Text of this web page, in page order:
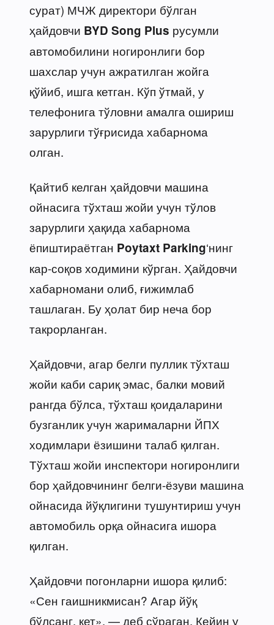
сурат) МЧЖ директори бўлган
ҳайдовчи BYD Song Plus русумли
автомобилини ногиронлиги бор
шахслар учун ажратилган жойга
қўйиб, ишга кетган. Кўп ўтмай, у
телефонига тўловни амалга ошириш
зарурлиги тўғрисида хабарнома
олган.
Қайтиб келган ҳайдовчи машина
ойнасига тўхташ жойи учун тўлов
зарурлиги ҳақида хабарнома
ёпиштираётган Poytaxt Parking‘нинг
кар-соқов ходимини кўрган. Ҳайдовчи
хабарномани олиб, ғижимлаб
ташлаган. Бу ҳолат бир неча бор
такрорланган.
Ҳайдовчи, агар белги пуллик тўхташ
жойи каби сариқ эмас, балки мовий
рангда бўлса, тўхташ қоидаларини
бузганлик учун жарималарни ЙПХ
ходимлари ёзишини талаб қилган.
Тўхташ жойи инспектори ногиронлиги
бор ҳайдовчининг белги-ёзуви машина
ойнасида йўқлигини тушунтириш учун
автомобиль орқа ойнасига ишора
қилган.
Ҳайдовчи погонларни ишора қилиб:
«Сен гаишникмисан? Агар йўқ
бўлсанг, кет», — деб сўраган. Кейин у